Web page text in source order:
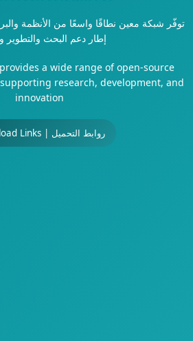
توفّر شبكة معين نطاقًا واسعًا من الأنظمة
إطار دعم البحث والتطوير
a wide range of open-source
research, development, and
innovation
Download Links | روابط التحميل